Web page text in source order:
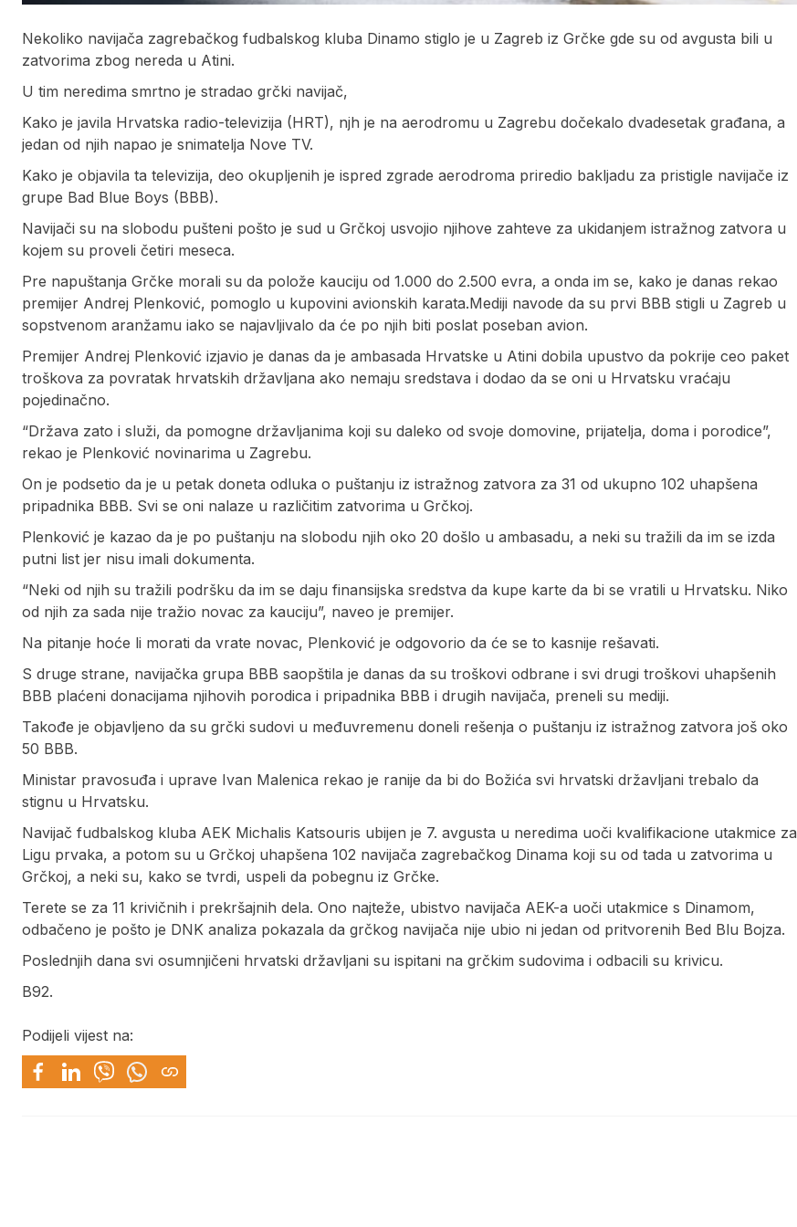
Nekoliko navijača zagrebačkog fudbalskog kluba Dinamo stiglo je u Zagreb iz Grčke gde su od avgusta bili u
zatvorima zbog nereda u Atini.
U tim neredima smrtno je stradao grčki navijač,
Kako je javila Hrvatska radio-televizija (HRT), njh je na aerodromu u Zagrebu dočekalo dvadesetak građana, a
jedan od njih napao je snimatelja Nove TV.
Kako je objavila ta televizija, deo okupljenih je ispred zgrade aerodroma priredio bakljadu za pristigle navijače iz
grupe Bad Blue Boys (BBB).
Navijači su na slobodu pušteni pošto je sud u Grčkoj usvojio njihove zahteve za ukidanjem istražnog zatvora u
kojem su proveli četiri meseca.
Pre napuštanja Grčke morali su da polože kauciju od 1.000 do 2.500 evra, a onda im se, kako je danas rekao
premijer Andrej Plenković, pomoglo u kupovini avionskih karata.Mediji navode da su prvi BBB stigli u Zagreb u
sopstvenom aranžamu iako se najavljivalo da će po njih biti poslat poseban avion.
Premijer Andrej Plenković izjavio je danas da je ambasada Hrvatske u Atini dobila upustvo da pokrije ceo paket
troškova za povratak hrvatskih državljana ako nemaju sredstava i dodao da se oni u Hrvatsku vraćaju
pojedinačno.
“Država zato i služi, da pomogne državljanima koji su daleko od svoje domovine, prijatelja, doma i porodice”,
rekao je Plenković novinarima u Zagrebu.
On je podsetio da je u petak doneta odluka o puštanju iz istražnog zatvora za 31 od ukupno 102 uhapšena
pripadnika BBB. Svi se oni nalaze u različitim zatvorima u Grčkoj.
Plenković je kazao da je po puštanju na slobodu njih oko 20 došlo u ambasadu, a neki su tražili da im se izda
putni list jer nisu imali dokumenta.
“Neki od njih su tražili podršku da im se daju finansijska sredstva da kupe karte da bi se vratili u Hrvatsku. Niko
od njih za sada nije tražio novac za kauciju”, naveo je premijer.
Na pitanje hoće li morati da vrate novac, Plenković je odgovorio da će se to kasnije rešavati.
S druge strane, navijačka grupa BBB saopštila je danas da su troškovi odbrane i svi drugi troškovi uhapšenih
BBB plaćeni donacijama njihovih porodica i pripadnika BBB i drugih navijača, preneli su mediji.
Takođe je objavljeno da su grčki sudovi u međuvremenu doneli rešenja o puštanju iz istražnog zatvora još oko
50 BBB.
Ministar pravosuđa i uprave Ivan Malenica rekao je ranije da bi do Božića svi hrvatski državljani trebalo da
stignu u Hrvatsku.
Navijač fudbalskog kluba AEK Michalis Katsouris ubijen je 7. avgusta u neredima uoči kvalifikacione utakmice za
Ligu prvaka, a potom su u Grčkoj uhapšena 102 navijača zagrebačkog Dinama koji su od tada u zatvorima u
Grčkoj, a neki su, kako se tvrdi, uspeli da pobegnu iz Grčke.
Terete se za 11 krivičnih i prekršajnih dela. Ono najteže, ubistvo navijača AEK-a uoči utakmice s Dinamom,
odbačeno je pošto je DNK analiza pokazala da grčkog navijača nije ubio ni jedan od pritvorenih Bed Blu Bojza.
Poslednjih dana svi osumnjičeni hrvatski državljani su ispitani na grčkim sudovima i odbacili su krivicu.
B92.
Podijeli vijest na: